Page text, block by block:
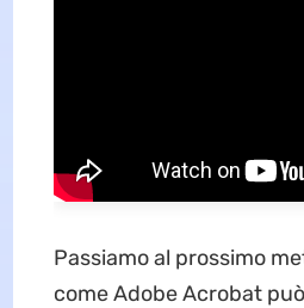
Passiamo al prossimo
come Adobe Acrobat